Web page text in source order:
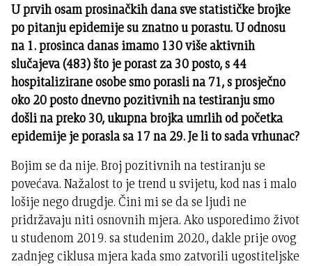
U prvih osam prosinačkih dana sve statističke brojke
po pitanju epidemije su znatno u porastu. U odnosu
na 1. prosinca danas imamo 130 više aktivnih
slučajeva (483) što je porast za 30 posto, s 44
hospitalizirane osobe smo porasli na 71, s prosječno
oko 20 posto dnevno pozitivnih na testiranju smo
došli na preko 30, ukupna brojka umrlih od početka
epidemije je porasla sa 17 na 29. Je li to sada vrhunac?
Bojim se da nije. Broj pozitivnih na testiranju se
povećava. Nažalost to je trend u svijetu, kod nas i malo
lošije nego drugdje. Čini mi se da se ljudi ne
pridržavaju niti osnovnih mjera. Ako usporedimo život
u studenom 2019. sa studenim 2020., dakle prije ovog
zadnjeg ciklusa mjera kada smo zatvorili ugostiteljske